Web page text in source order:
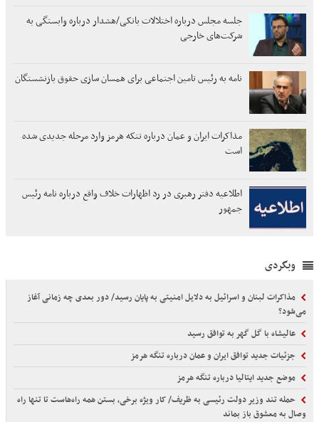
جلسه مجلس درباره اختلالات بانکی/هشدار درباره وابستگی به
شرکت‌های خارجی
نامه به رئیس تامین اجتماعی برای همسان سازی حقوق بازنشستگان
مذاکرات ایران و عمان درباره تنکه هرمز وارد مرحله جدیدی شده
است
اطلاعیه دفتر رهبری در رد اظهارات خلاف واقع درباره نامه رئیس
جمهور
وبگردی
مذاکرات لبنان و اسرائیل به دلایل امنیتی به پایان رسید/ دور بعدی چه زمانی آغاز
می‌شود؟
عالیشاه با گل گهر به توافق رسید
جزئیات جدید توافق ایران و عمان درباره تنگه هرمز
موضع جدید ایتالیا درباره تنگه هرمز
حمله تند وزیر دولت رئیسی به ظریف/ کار ویژه برخی، بستن همه راه‌هاست تا تنها راه
وصال به معشوق باز بماند